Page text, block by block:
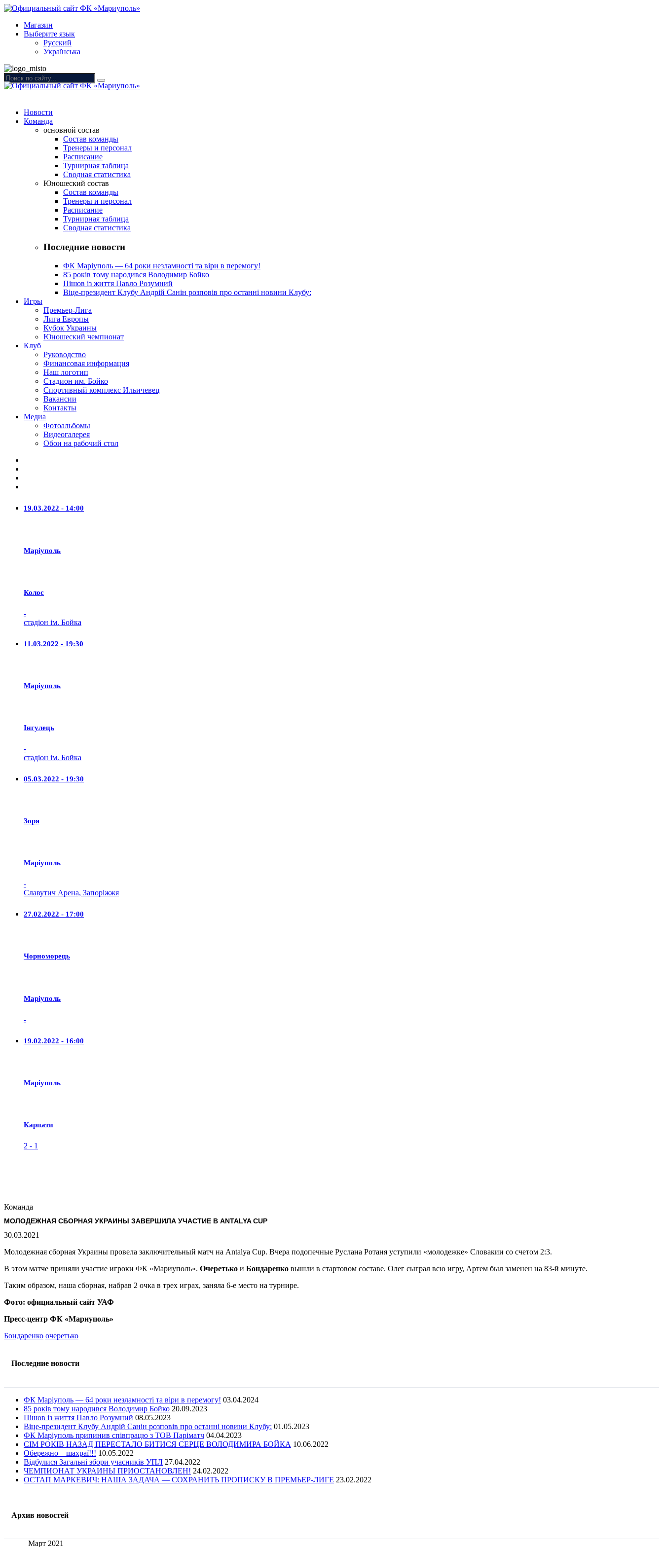
Магазин
Выберите язык
Русский
Українська
Новости
Команда
основной состав
Состав команды
Тренеры и персонал
Расписание
Турнирная таблица
Сводная статистика
Юношеский состав
Состав команды
Тренеры и персонал
Расписание
Турнирная таблица
Сводная статистика
Последние новости
ФК Маріуполь — 64 роки незламності та віри в перемогу!
85 років тому народився Володимир Бойко
Пішов із життя Павло Розумний
Віце-президент Клубу Андрій Санін розповів про останні новини Клубу:
Игры
Премьер-Лига
Лига Европы
Кубок Украины
Юношеский чемпионат
Клуб
Руководство
Финансовая информация
Наш логотип
Стадион им. Бойко
Спортивный комплекс Ильичевец
Вакансии
Контакты
Медиа
Фотоальбомы
Видеогалерея
Обои на рабочий стол
19.03.2022 - 14:00
Маріуполь
Колос
-
стадіон ім. Бойка
11.03.2022 - 19:30
Маріуполь
Iнгулець
-
стадіон ім. Бойка
05.03.2022 - 19:30
Зоря
Маріуполь
-
Славутич Арена, Запоріжжя
27.02.2022 - 17:00
Чорноморець
Маріуполь
-
19.02.2022 - 16:00
Маріуполь
Карпати
2 - 1
Команда
МОЛОДЕЖНАЯ СБОРНАЯ УКРАИНЫ ЗАВЕРШИЛА УЧАСТИЕ В ANTALYA CUP
30.03.2021
Молодежная сборная Украины провела заключительный матч на Antalya Cup. Вчера подопечные Руслана Ротаня уступили «молодежке» Словакии со счетом 2:3.
В этом матче приняли участие игроки ФК «Мариуполь». Очеретько и Бондаренко вышли в стартовом составе. Олег сыграл всю игру, Артем был заменен на 83-й минуте.
Таким образом, наша сборная, набрав 2 очка в трех играх, заняла 6-е место на турнире.
Фото: официальный сайт УАФ
Пресс-центр ФК «Мариуполь»
Бондаренко очеретько
Последние новости
ФК Маріуполь — 64 роки незламності та віри в перемогу! 03.04.2024
85 років тому народився Володимир Бойко 20.09.2023
Пішов із життя Павло Розумний 08.05.2023
Віце-президент Клубу Андрій Санін розповів про останні новини Клубу: 01.05.2023
ФК Маріуполь припинив співпрацю з ТОВ Паріматч 04.04.2023
СІМ РОКІВ НАЗАД ПЕРЕСТАЛО БИТИСЯ СЕРЦЕ ВОЛОДИМИРА БОЙКА 10.06.2022
Обережно – шахраї!!! 10.05.2022
Відбулися Загальні збори учасників УПЛ 27.04.2022
ЧЕМПИОНАТ УКРАИНЫ ПРИОСТАНОВЛЕН! 24.02.2022
ОСТАП МАРКЕВИЧ: НАША ЗАДАЧА — СОХРАНИТЬ ПРОПИСКУ В ПРЕМЬЕР-ЛИГЕ 23.02.2022
Архив новостей
Март 2021